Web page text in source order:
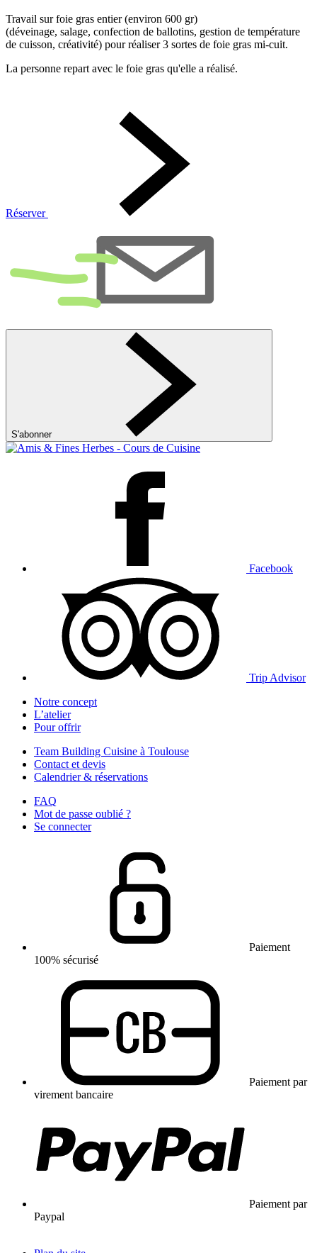
Travail sur foie gras entier (environ 600 gr)
(déveinage, salage, confection de ballotins, gestion de température
de cuisson, créativité) pour réaliser 3 sortes de foie gras mi-cuit.
La personne repart avec le foie gras qu'elle a réalisé.
Réserver
S'abonner
Facebook
Trip Advisor
Notre concept
L’atelier
Pour offrir
Team Building Cuisine à Toulouse
Contact et devis
Calendrier & réservations
FAQ
Mot de passe oublié ?
Se connecter
Paiement
100% sécurisé
Paiement par
virement bancaire
Paiement par
Paypal